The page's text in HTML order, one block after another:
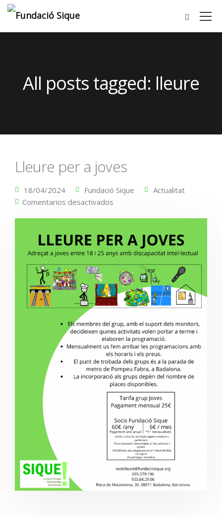
All posts tagged: lleure
Lleure per a joves
18/04/2024 Fundació Sique
Actualitat
Comentarios desactivados